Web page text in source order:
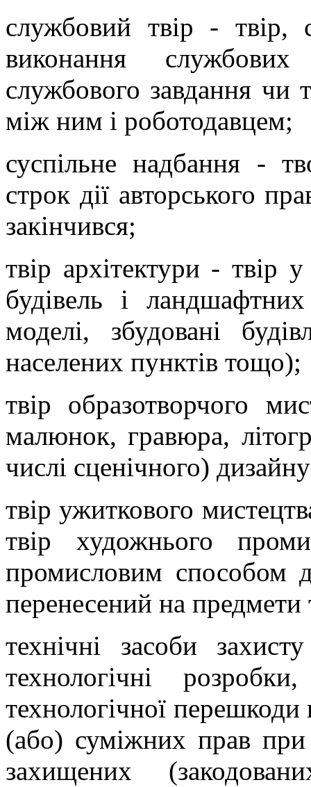
службовий твір - твір,
виконання
службового завдання чи
між ним і роботодавцем;
суспільне надбання -
строк дії авторського
закінчився;
твір архітектури - твір
будівель і
моделі, збудовані
населених пунктів тощо);
твір образотворчого
малюнок, гравюра,
числі сценічного)
твір ужиткового
твір художнього
промисловим способом
перенесений на предмети
технічні засоби
технологічні
технологічної
(або) суміжних прав при
захищених